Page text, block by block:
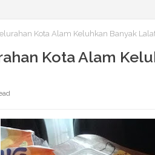
Kota Alam Keluhkan Banyak
Kota Alam